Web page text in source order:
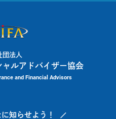
団法人
ルアドバイザー協会
and Financial Advisors
知らせよう！